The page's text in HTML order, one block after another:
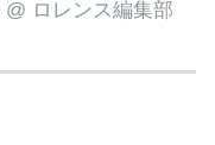
@ ロレンス編集部